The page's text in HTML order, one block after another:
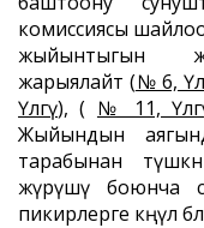
комиссиясы
жыйынтыгын
жарыялайт (№ 6,
Үлгү), ( № 11,
Жыйындын
тарабынан
жүрүшү боюнча
пикирлерге көңүл